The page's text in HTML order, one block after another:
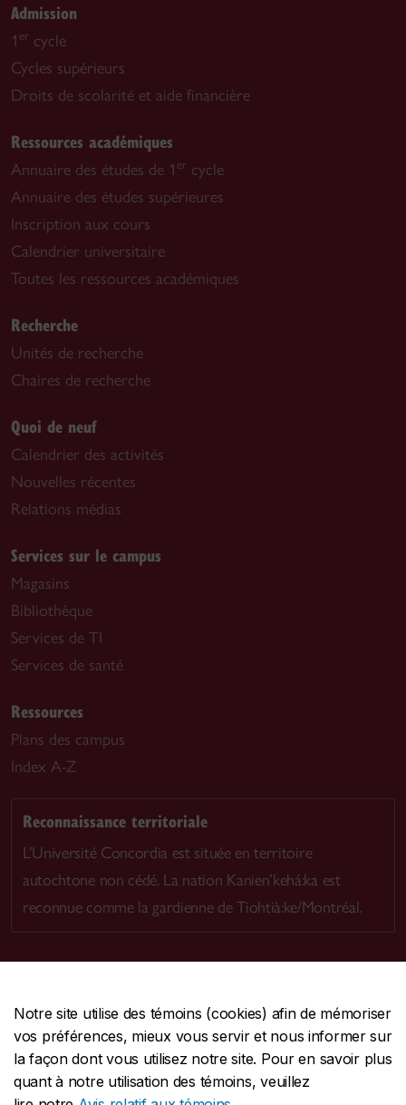
Notre site utilise des témoins (cookies) afin de mémoriser
vos préférences, mieux vous servir et nous informer sur
la façon dont vous utilisez notre site. Pour en savoir plus
quant à notre utilisation des témoins, veuillez
Admission
1 er cycle
Cycles supérieurs
Droits de scolarité et aide financière
Ressources académiques
Annuaire des études de 1 er cycle
Annuaire des études supérieures
Inscription aux cours
Calendrier universitaire
Toutes les ressources académiques
Recherche
Unités de recherche
Chaires de recherche
Quoi de neuf
Calendrier des activités
Nouvelles récentes
Relations médias
Services sur le campus
Magasins
Bibliothèque
Services de TI
Services de santé
Ressources
Plans des campus
Index A-Z
Reconnaissance territoriale
L’Université Concordia est située en territoire
autochtone non cédé. La nation Kanien’kehá:ka est
reconnue comme la gardienne de Tiohtià:ke/Montréal.
CENTRALE514-848-2424
URGENCE514-848-3717
Protection et prévention | Accessibilité | Confidentialité